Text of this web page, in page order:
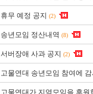
휴무 예정 공지 (2)
송년모임 정산내역 (8)
서버장애 사과 공지 (2)
고물연대 송년모임 참여에
고물연대가 지역모임을 후원